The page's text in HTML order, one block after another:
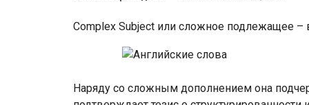
Complex Subject или сложное подлежащее –
Наряду со сложным дополнением она